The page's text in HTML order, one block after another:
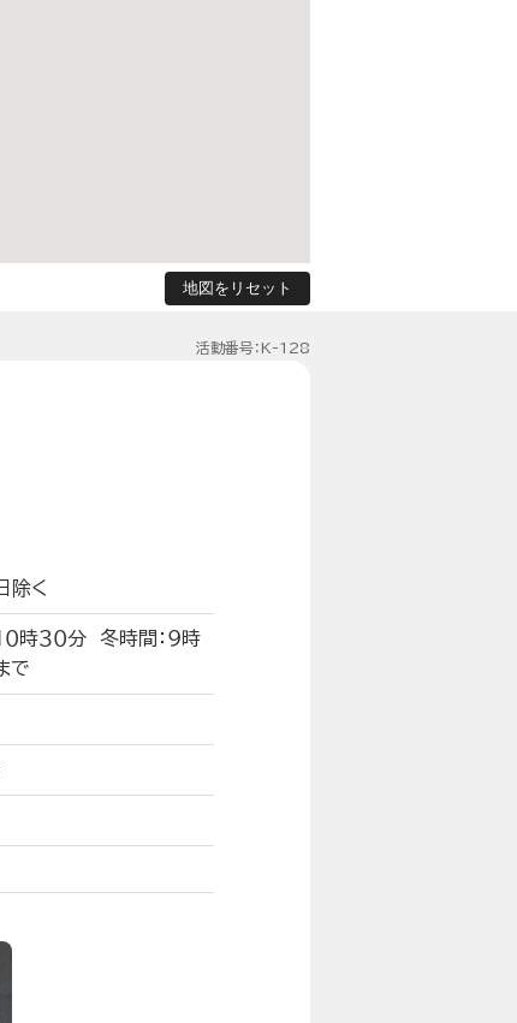
地図をリセット
活動番号：K-128
除く
時３０分 冬時間：９時
で